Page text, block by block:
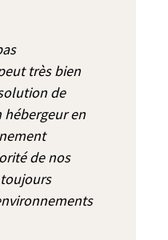
très bien
de
hébergeur en
de nos